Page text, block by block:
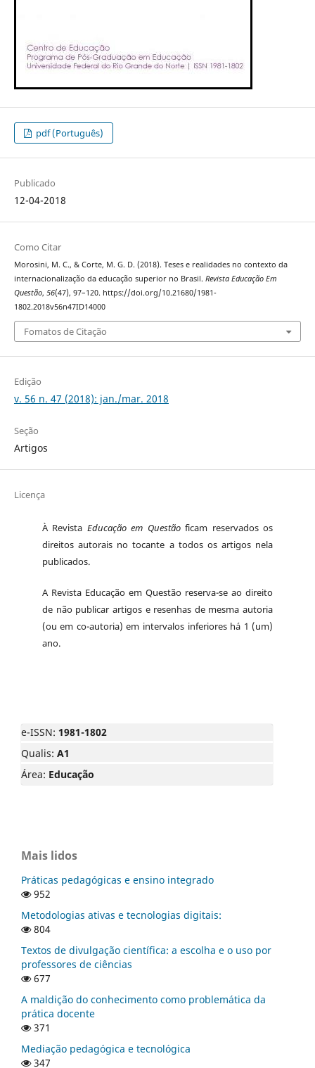
pdf (Português)
Publicado
12-04-2018
Como Citar
Morosini, M. C., & Corte, M. G. D. (2018). Teses e realidades no contexto da
internacionalização da educação superior no Brasil. Revista Educação Em
Questão, 56(47), 97–120. https://doi.org/10.21680/1981-
1802.2018v56n47ID14000
Fomatos de Citação
Edição
v. 56 n. 47 (2018): jan./mar. 2018
Seção
Artigos
Licença
À Revista Educação em Questãoficam reservados os
direitos autorais no tocante a todos os artigos nela
publicados.
A Revista Educação em Questão reserva-se ao direito
de não publicar artigos e resenhas de mesma autoria
(ou em co-autoria) em intervalos inferiores há 1 (um)
ano.
e-ISSN: 1981-1802
Qualis: A1
Área: Educação
Mais lidos
Práticas pedagógicas e ensino integrado
952
Metodologias ativas e tecnologias digitais:
804
Textos de divulgação científica: a escolha e o uso por
professores de ciências
677
A maldição do conhecimento como problemática da
prática docente
371
Mediação pedagógica e tecnológica
347